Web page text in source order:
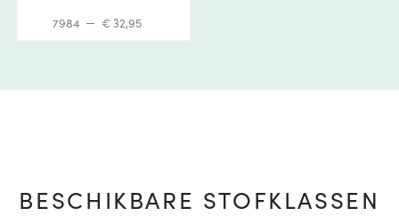
7984 € 32,95
BESCHIKBARE STOFKLASSEN